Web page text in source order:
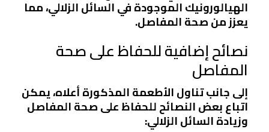
الهيالورونيك الموجودة في السائل الزلالي، مما
يعزز من صحة المفاصل.
نصائح إضافية للحفاظ على صحة
المفاصل
إلى جانب تناول الأطعمة المذكورة أعلاه، يمكن
اتباع بعض النصائح للحفاظ على صحة المفاصل
وزيادة السائل الزلالي: